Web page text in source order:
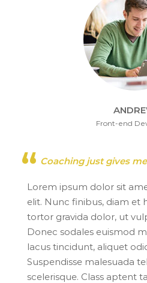
Front-end
Coaching just gives
Lorem ipsum dolor sit
elit. Nunc finibus, diam et
tortor gravida dolor, ut
Donec sodales euismod
lacus tincidunt, aliquet
Suspendisse malesuada
scelerisque. Class aptent